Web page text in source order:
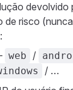
devolvido
de risco
web /
/ …